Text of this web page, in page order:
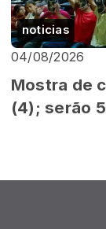
noticias
04/08/2026
Mostra de
(4); serão